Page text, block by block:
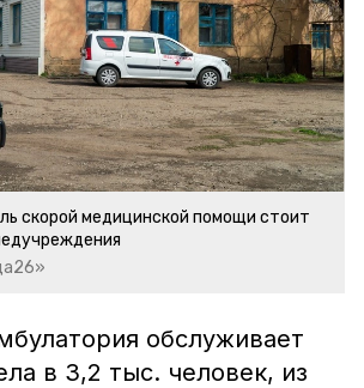
скорой медицинской помощи стоит
обслуживает
в 3,2 тыс. человек, из